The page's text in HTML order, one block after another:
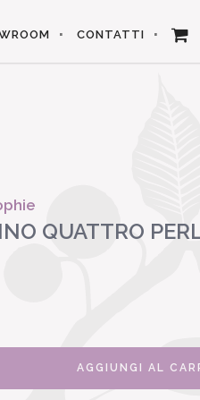
CONTATTI
QUATTRO
AGGIUNGI AL